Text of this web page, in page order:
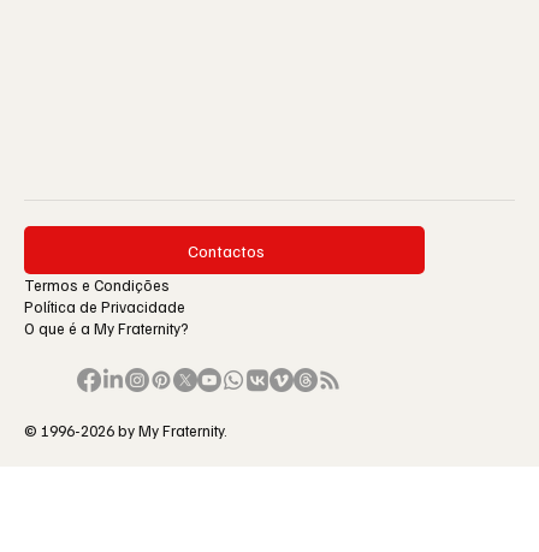
Contactos
Termos e Condições
Política de Privacidade
O que é a My Fraternity?
© 1996-2026 by My Fraternity.